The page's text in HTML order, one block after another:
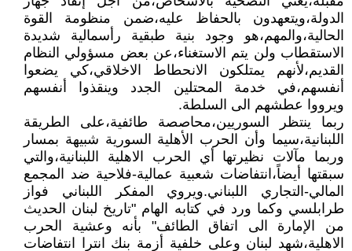
الدولة،ويتعهدون بالحفاظ عليه،ضمن منظومة القوة
الحالية،والمهم،هو وجود بنية طبقية رأسمالية شديدة
الاستقطاب ولن يتم الاستغناء،عن بعض مسؤولي النظام
القديم،لأنهم يمتلكون الانحطاط الاخلاقي،كي يضعوا
أنفسهم،في خدمة المحتلين الجدد وينقذوا أنفسهم
ويرووا عطشهم الى السلطة.
ربما ينتظر السوريين،محاصصة طائفية،على الطريقة
اللبنانية،سيما وأن الحرب الأهلية السورية شبيهة بمسار
وربما مآلات نظيرتها أي الحرب الاهلية اللبنانية،والتي
سبقتها أيضاً،انتفاضات شعبية عمالية-فلاحية ضد المجمع
المالي-التجاري اللبناني.ويروي المفكر اللبناني فواز
طرابلسي وكما ورد في كتابه الهام "تاريخ لبنان الحديث
من الإمارة الى اتفاق الطائف" بأنه وعشية الحرب
الاهلية،شهد لبنان وعلى خلفية أزمة بنك انترا انتفاضات